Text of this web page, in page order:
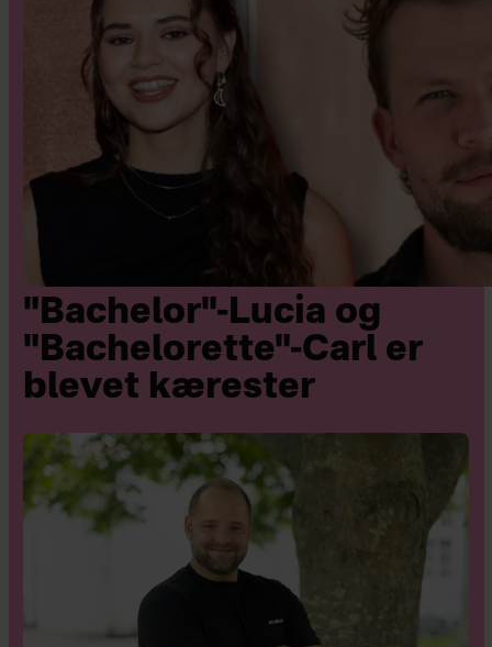
"Bachelor"-Lucia og
"Bachelorette"-Carl er
blevet kærester